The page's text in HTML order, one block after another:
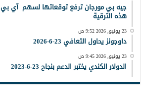
جيه بي مورجان ترفع توقعاتها لسهم آي بي
هذه الترقية
23 يونيو, 2026 9:52 ص
داوجونز يحاول التعافي 23-6-2026
23 يونيو, 2026 9:45 ص
الدولار الكندي يختبر الدعم بنجاح 23-6-2023